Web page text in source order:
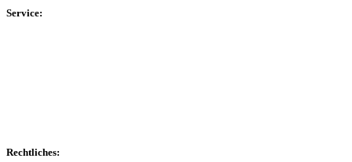
Service:
Rechtliches: